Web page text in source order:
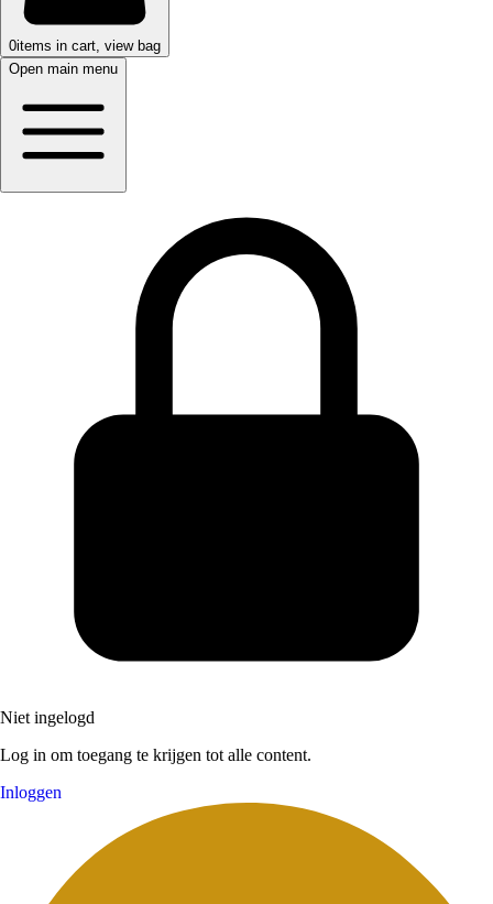
0items in cart, view bag
Open main menu
Niet ingelogd
Log in om toegang te krijgen tot alle content.
Inloggen